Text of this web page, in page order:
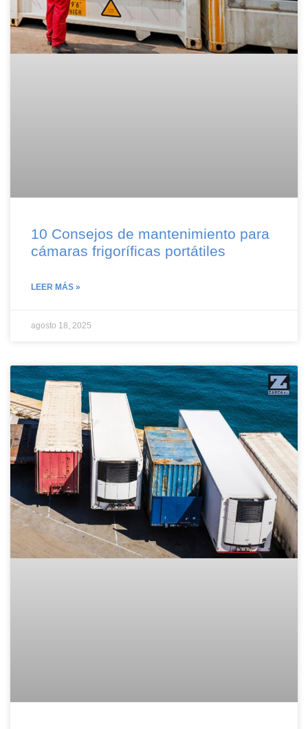
10 Consejos de mantenimiento para
cámaras frigoríficas portátiles
LEER MÁS »
agosto 18, 2025